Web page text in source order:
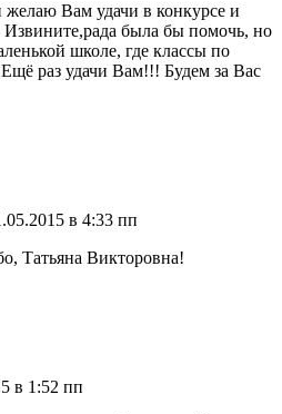
Вам удачи в конкурсе и
была бы помочь, но
школе, где классы по
раз удачи Вам!!! Будем за Вас
в 4:33 пп
Татьяна Викторовна!
в 1:52 пп